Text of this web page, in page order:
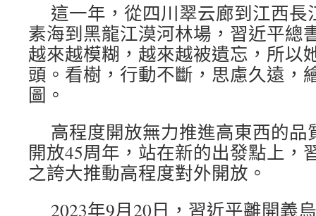
這一年，從四川翠云廊到江西
素海到黑龍江漠河林場，習近平總
越來越模糊，越來越被遺忘，所以
頭。看樹，行動不斷，思慮久遠，
圖。
高程度開放無力推進高東西的
開放45周年，站在新的出發點上，
之誇大推動高程度對外開放。
2023年9月20日，習近平離開義